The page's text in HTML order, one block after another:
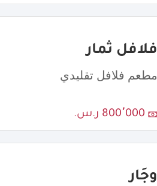
فلافل ثمار
مطعم فلافل تقليدي
800٬000 ر.س.
وجَار